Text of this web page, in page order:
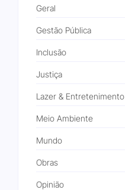
Geral
Gestão Pública
Inclusão
Justiça
Lazer & Entretenimento
Meio Ambiente
Mundo
Obras
Opinião